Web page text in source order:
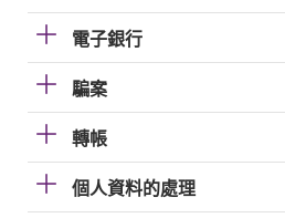
電子銀行
騙案
轉帳
個人資料的處理